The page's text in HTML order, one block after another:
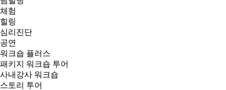
체험
힐링
심리진단
공연
워크숍 플러스
패키지 워크숍 투어
사내강사 워크숍
스토리 투어